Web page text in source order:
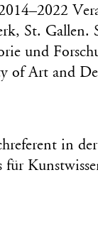
St. Gallen.
und
of Art and
in
für